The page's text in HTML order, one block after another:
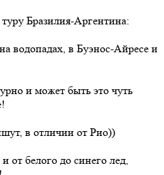
Бразилия-Аргентина:
водопадах, в Буэнос-Айресе и
и может быть это чуть
в отличии от Рио))
от белого до синего лед,